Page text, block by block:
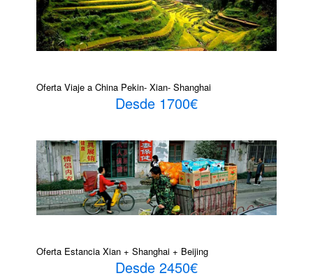
Oferta Viaje a China Pekin- Xian- Shanghai
Desde 1700€
Oferta Estancia Xian + Shanghai + Beijing
Desde 2450€